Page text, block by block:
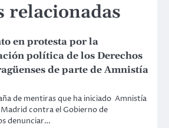
relacionadas
en protesta por la
política de los Derechos
de parte de Amnistía
de mentiras que ha iniciado Amnistía
contra el Gobierno de
denunciar…